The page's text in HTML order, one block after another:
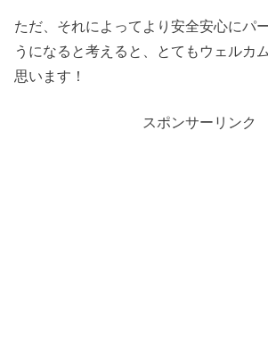
ただ、それによってより安全安心にパ
うになると考えると、とてもウェルカ
思います！
スポンサーリンク